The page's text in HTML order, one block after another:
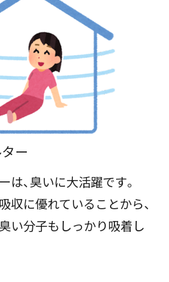
ー
は、臭いに大活躍です。
収に優れていることから、
い分子もしっかり吸着し